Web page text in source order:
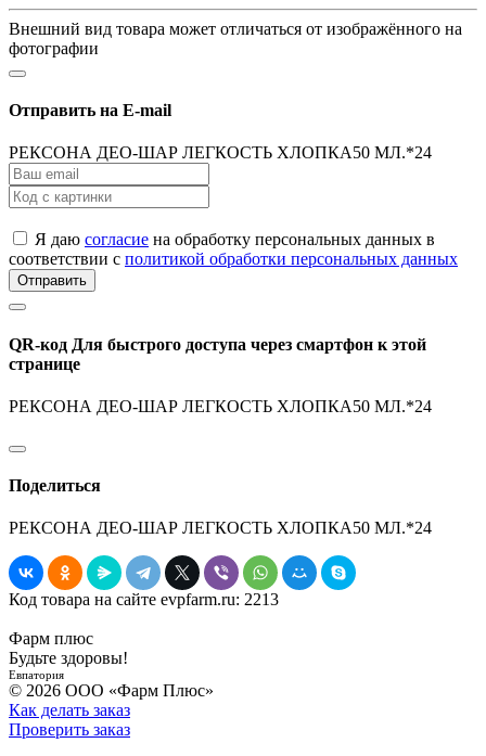
Внешний вид товара может отличаться от изображённого на
фотографии
Отправить на E-mail
РЕКСОНА ДЕО-ШАР ЛЕГКОСТЬ ХЛОПКА50 МЛ.*24
Я даю согласие на обработку персональных данных в
соответствии с политикой обработки персональных данных
Отправить
QR-код Для быстрого доступа через смартфон к этой
странице
РЕКСОНА ДЕО-ШАР ЛЕГКОСТЬ ХЛОПКА50 МЛ.*24
Поделиться
РЕКСОНА ДЕО-ШАР ЛЕГКОСТЬ ХЛОПКА50 МЛ.*24
Код товара на сайте evpfarm.ru: 2213
Фарм плюс
Будьте здоровы!
Евпатория
© 2026 ООО «Фарм Плюс»
Как делать заказ
Проверить заказ